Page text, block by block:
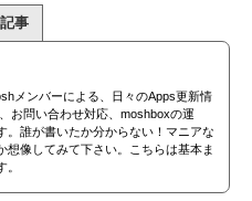
事
メンバーによる、日々のApps更新情
お問い合わせ対応、moshboxの運
。誰が書いたか分からない！マニアな
想像してみて下さい。こちらは基本ま
。